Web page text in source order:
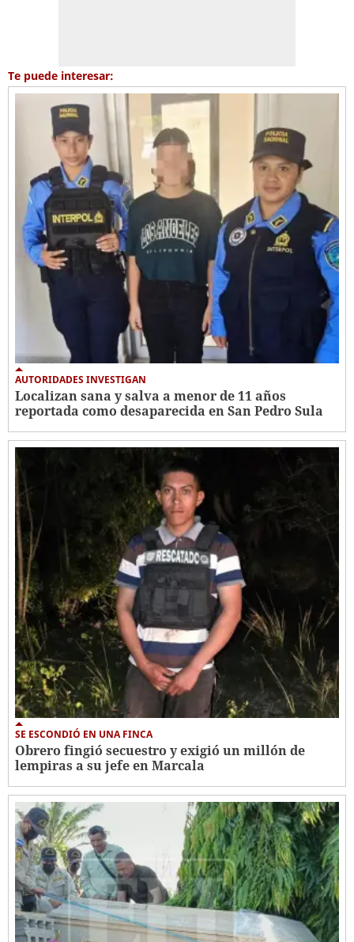
Te puede interesar:
AUTORIDADES INVESTIGAN
Localizan sana y salva a menor de 11 años
reportada como desaparecida en San Pedro Sula
SE ESCONDIÓ EN UNA FINCA
Obrero fingió secuestro y exigió un millón de
lempiras a su jefe en Marcala